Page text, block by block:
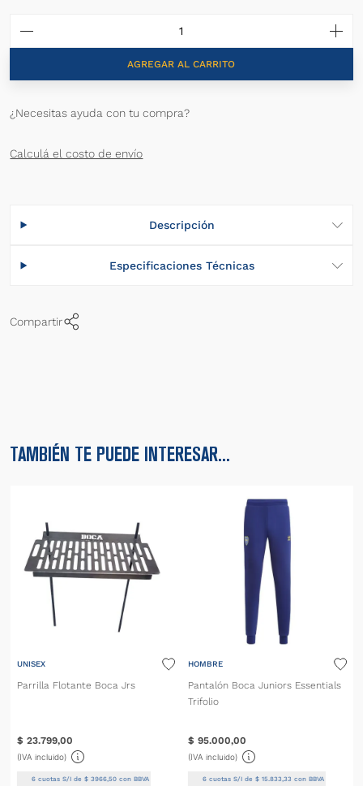
AGREGAR AL CARRITO
¿Necesitas ayuda con tu compra?
Calculá el costo de envío
Descripción
Especificaciones Técnicas
Compartir
TAMBIÉN TE PUEDE INTERESAR...
UNISEX
Parrilla Flotante Boca Jrs
$ 23.799,00
(IVA incluido)
6cuotas S/I de $ 3966, 50con BBVA
HOMBRE
Pantalón Boca Juniors Essentials
Trifolio
$ 95.000,00
(IVA incluido)
6cuotas S/I de $ 15. 833 33 con BBVA